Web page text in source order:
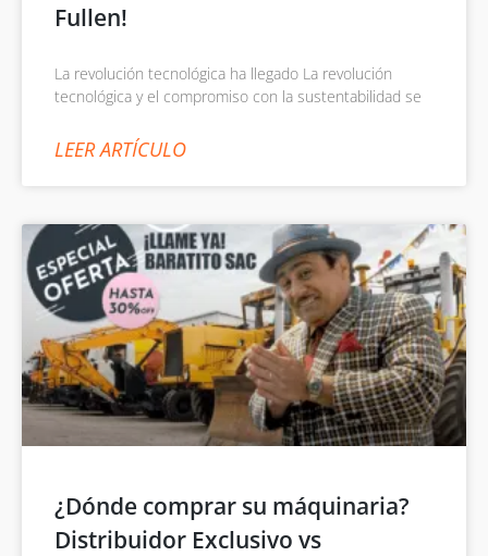
Fullen!
La revolución tecnológica ha llegado La revolución
tecnológica y el compromiso con la sustentabilidad se
LEER ARTÍCULO
¿Dónde comprar su máquinaria?
Distribuidor Exclusivo vs